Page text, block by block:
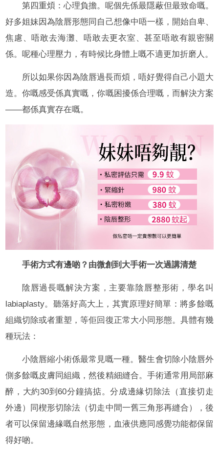
第四重煩：心理負擔。呢個先係最隱蔽但最致命嘅。
好多姐妹因為陰唇形態同自己想像中唔一樣，開始自卑、
焦慮、唔敢去海灘、唔敢去更衣室、甚至唔敢有親密關
係。呢種心理壓力，有時候比身體上嘅不適更加折磨人。
所以如果你因為陰唇過長而煩，唔好覺得自己小題大
造。你嘅感受係真實嘅，你嘅困擾係合理嘅，而解決方案
——都係真實存在嘅。
手術方式有邊啲？由微創到大手術一次過講清楚
陰唇過長嘅解決方案，主要靠陰唇整形術，學名叫
labiaplasty。聽落好高大上，其實原理好簡單：將多餘嘅
組織切除或者重塑，等佢回復正常大小同形態。具體有幾
種玩法：
小陰唇縮小術係最常見嘅一種。醫生會切除小陰唇外
側多餘嘅皮膚同組織，然後精細縫合。手術通常用局部麻
醉，大約30到60分鐘搞掂。分成邊緣切除法（直接切走
外邊）同楔形切除法（切走中間一舊三角形再縫合），後
者可以保留邊緣嘅自然形態，血液供應同感覺功能都保留
得好啲。